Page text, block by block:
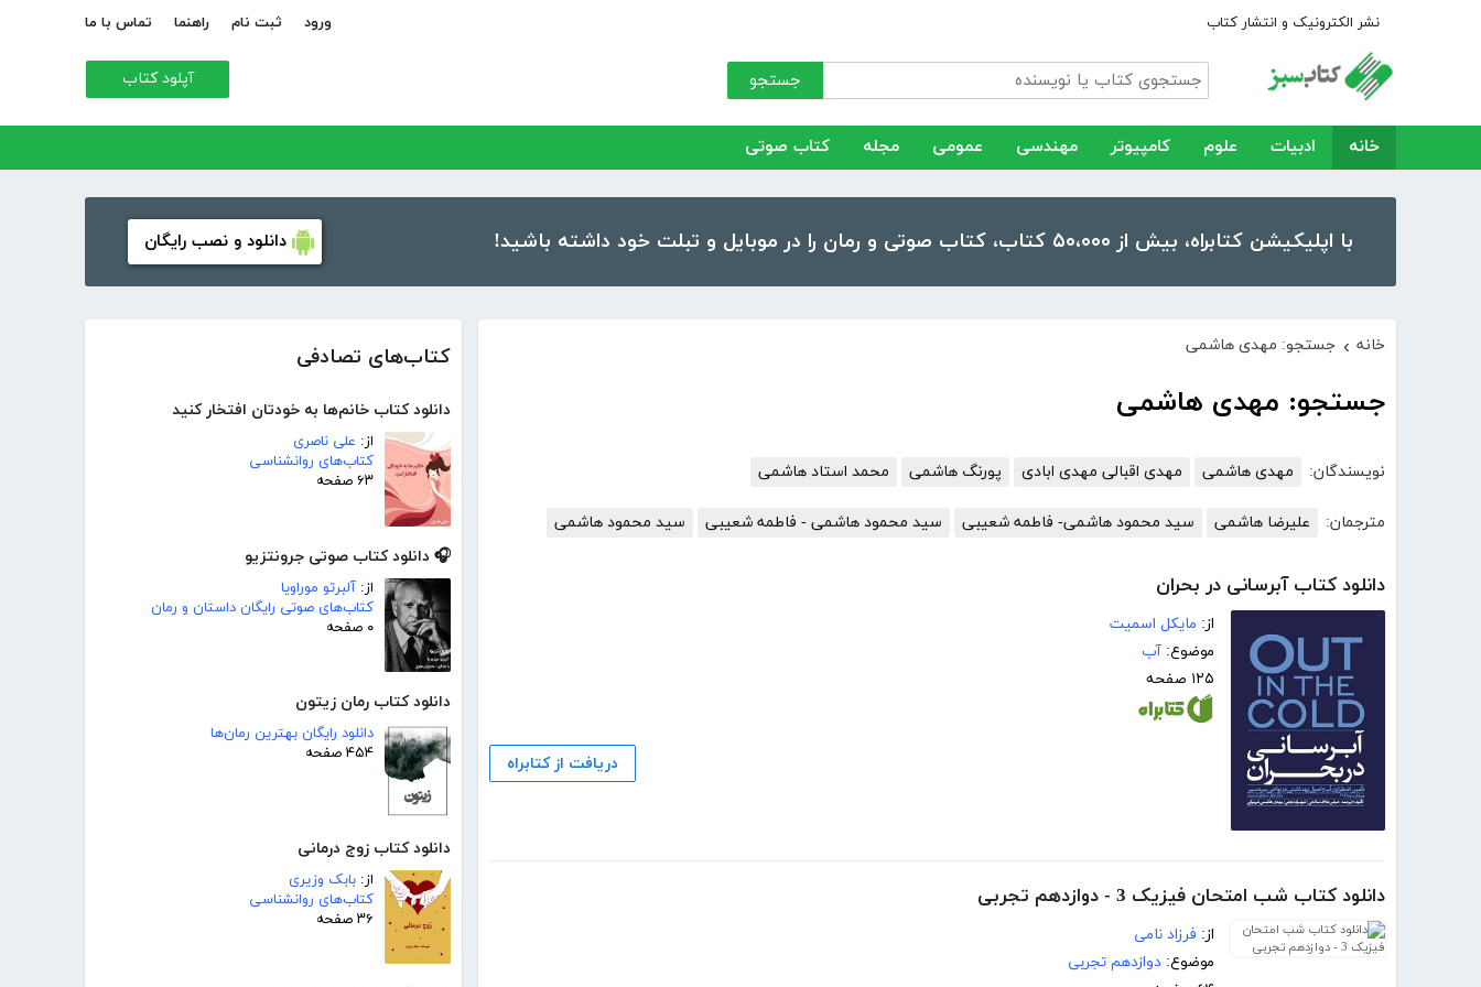
نشر الکترونیک و انتشار کتاب ورود ثبت نام راهنما تماس با ما
جستجو آپلود کتاب
خانه ادبیات علوم کامپیوتر مهندسی عمومی مجله کتاب صوتی
با اپلیکیشن کتابراه، بیش از ۵۰،۰۰۰ کتاب، کتاب صوتی و رمان را در موبایل و تبلت خود داشته باشید! دانلود و نصب رایگان
کتاب‌های تصادفی
دانلود کتاب خانم‌ها به خودتان افتخار کنید
از: علی ناصری
کتاب‌های روانشناسی
۶۳ صفحه
🎧 دانلود کتاب صوتی جرونتزیو
از: آلبرتو موراویا
کتاب‌های صوتی رایگان داستان و رمان
۰ صفحه
دانلود کتاب رمان زیتون
دانلود رایگان بهترین رمان‌ها
۴۵۴ صفحه
دانلود کتاب زوج درمانی
از: بابک وزیری
کتاب‌های روانشناسی
۳۶ صفحه
خانه › جستجو: مهدی هاشمی
جستجو: مهدی هاشمی
نویسندگان: مهدی هاشمی مهدی اقبالی مهدی ابادی پورنگ هاشمی محمد استاد هاشمی
مترجمان: علیرضا هاشمی سید محمود هاشمی- فاطمه شعیبی سید محمود هاشمی - فاطمه شعیبی سید محمود هاشمی
دانلود کتاب آبرسانی در بحران
از: مایکل اسمیت
موضوع: آب
۱۲۵ صفحه
دریافت از کتابراه
دانلود کتاب شب امتحان فیزیک 3 - دوازدهم تجربی
از: فرزاد نامی
موضوع: دوازدهم تجربی